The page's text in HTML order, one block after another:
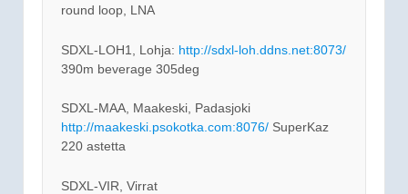
round loop, LNA
SDXL-LOH1, Lohja: http://sdxl-loh.ddns.net:8073/
390m beverage 305deg
SDXL-MAA, Maakeski, Padasjoki
http://maakeski.psokotka.com:8076/ SuperKaz
220 astetta
SDXL-VIR, Virrat